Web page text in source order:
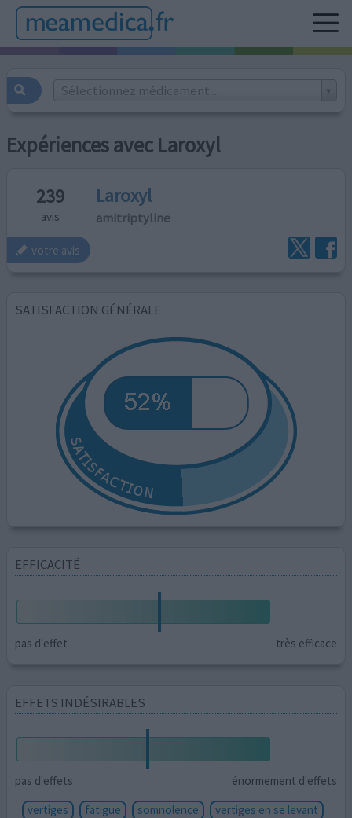
Sélectionnez médicament...
Expériences avec Laroxyl
239
avis
Laroxyl
amitriptyline
votre avis
SATISFACTION GÉNÉRALE
EFFICACITÉ
pas d'effet très efficace
EFFETS INDÉSIRABLES
pas d'effets
énormement d'effets
vertiges
fatigue somnolence
vertiges en se levant